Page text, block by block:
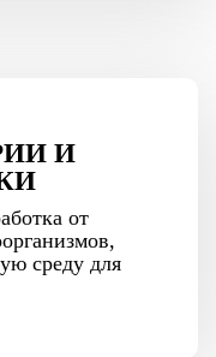
И
от
среду для